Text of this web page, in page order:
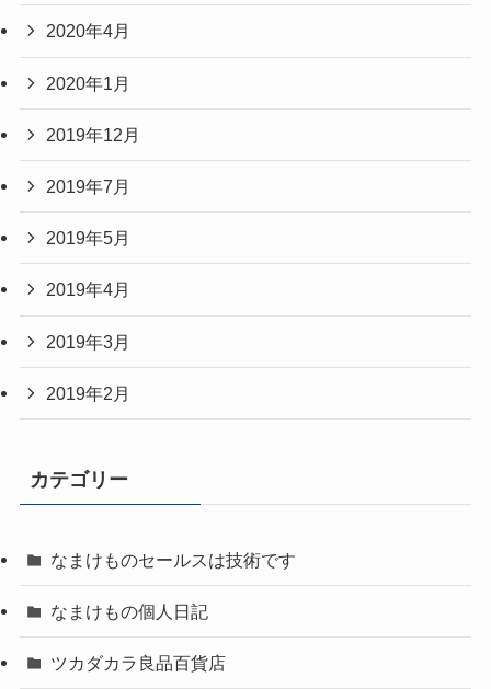
2020年4月
2020年1月
2019年12月
2019年7月
2019年5月
2019年4月
2019年3月
2019年2月
カテゴリー
なまけものセールスは技術です
なまけもの個人日記
ツカダカラ良品百貨店